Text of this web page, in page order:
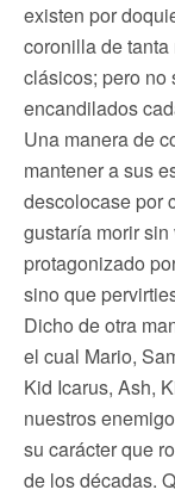
existen por
coronilla de
clásicos; pero no
encandilados
Una manera de
mantener a sus
descolocase por
gustaría morir
protagonizado
sino que
Dicho de otra
el cual Mario,
Kid Icarus, Ash,
nuestros
su carácter que
de los décadas.